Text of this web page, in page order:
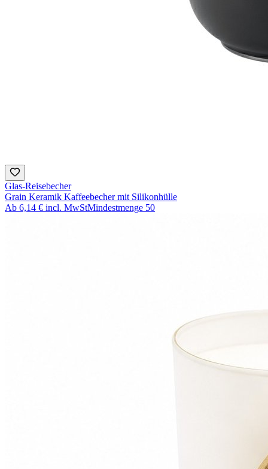
Glas-Reisebecher
Grain Keramik Kaffeebecher mit Silikonhülle
Ab 6,14 € incl. MwStMindestmenge 50